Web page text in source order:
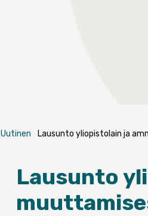
Uutinen Lausunto yliopistolain ja
Lausunto